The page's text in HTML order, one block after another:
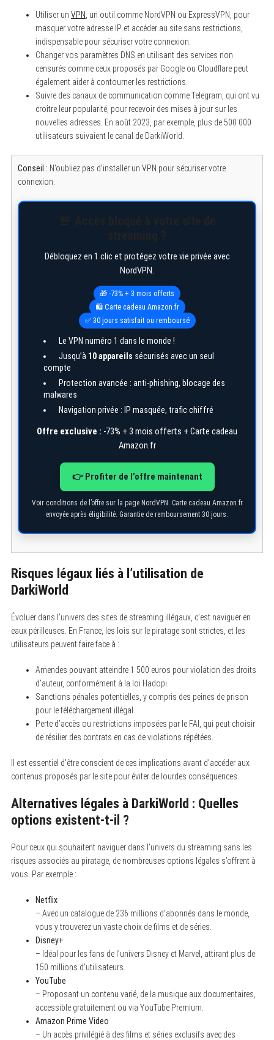
Utiliser un VPN , un outil comme NordVPN ou ExpressVPN, pour
masquer votre adresse IP et accéder au site sans restrictions,
indispensable pour sécuriser votre connexion.
Changer vos paramètres DNS en utilisant des services non
censurés comme ceux proposés par Google ou Cloudflare peut
également aider à contourner les restrictions.
Suivre des canaux de communication comme Telegram, qui ont vu
croître leur popularité, pour recevoir des mises à jour sur les
nouvelles adresses. En août 2023, par exemple, plus de 500 000
utilisateurs suivaient le canal de DarkiWorld.
Conseil : N’oubliez pas d’installer un VPN pour sécuriser votre
connexion.
Débloquez en 1 clic et protégez votre vie privée avec
NordVPN.
🎁 -73% + 3 mois offerts
🛍️ Carte cadeau Amazon.fr
✅ 30 jours satisfait ou remboursé
Le VPN numéro 1 dans le monde !
Jusqu’à 10 appareils sécurisés avec un seul
compte
Protection avancée : anti-phishing, blocage des
malwares
Navigation privée : IP masquée, trafic chiffré
Offre exclusive : -73% + 3 mois offerts + Carte cadeau
Amazon.fr
👉 Profiter de l’offre maintenant
Voir conditions de l’offre sur la page NordVPN. Carte cadeau Amazon.fr
envoyée après éligibilité. Garantie de remboursement 30 jours.
Risques légaux liés à l’utilisation de
DarkiWorld
Évoluer dans l’univers des sites de streaming illégaux, c’est naviguer en
eaux périlleuses. En France, les lois sur le piratage sont strictes, et les
utilisateurs peuvent faire face à :
Amendes pouvant atteindre 1 500 euros pour violation des droits
d’auteur, conformément à la loi Hadopi.
Sanctions pénales potentielles, y compris des peines de prison
pour le téléchargement illégal.
Perte d’accès ou restrictions imposées par le FAI, qui peut choisir
de résilier des contrats en cas de violations répétées.
Il est essentiel d’être conscient de ces implications avant d’accéder aux
contenus proposés par le site pour éviter de lourdes conséquences.
Alternatives légales à DarkiWorld : Quelles
options existent-t-il ?
Pour ceux qui souhaitent naviguer dans l’univers du streaming sans les
risques associés au piratage, de nombreuses options légales s’offrent à
vous. Par exemple :
Netflix
– Avec un catalogue de 236 millions d’abonnés dans le monde,
vous y trouverez un vaste choix de films et de séries.
Disney+
– Idéal pour les fans de l’univers Disney et Marvel, attirant plus de
150 millions d’utilisateurs.
YouTube
– Proposant un contenu varié, de la musique aux documentaires,
accessible gratuitement ou via YouTube Premium.
Amazon Prime Video
– Un accès privilégié à des films et séries exclusifs avec des
a
c